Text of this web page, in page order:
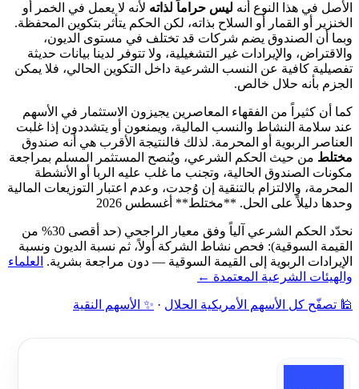
الأصل في هذا النوع أنه ليس حراماً لذاتهلأنه لا يعمل في الخمر أو
الخنزير أو القمار أو السلاح بذاته، لكن الحكم يتأثر بتكوين المحفظة.
وبما أن الصندوق يضم شركات قد تختلف في مستوى الديون،
والاقتراض، والإيرادات غير التشغيلية، ولا تتوفر لدينا بيانات حديثة
تفصيلية كافية عن النسب الشرعية داخل التكوين الحالي، فلا يمكن
الجزم بأنه حلال خالص.
كما أن كثيراً من الفقهاء المعاصرين يجيزون الاستثمار في الأسهم
عند سلامة النشاط والنسب المالية، ويمنعون أو يتشددون إذا غلبت
العناصر الربوية أو المحرمة. لذلك فالنتيجة الأقرب هي أنه صندوق
مختلطمن حيث الحكم الشرعي، ويُنصح المستثمر المسلم بمراجعة
مكونات الصندوق الحالية، وتجنب ما غلب عليه الربا أو الأنشطة
المحرمة، والالتزام بالتنقية إن وُجدت، وعدم اعتبار التوزيعات المالية
وحدها دليلاً على الحل. **مختلط** أغسطس 2026
نحدّد الحكم الشرعي آلياً وفق معيار الراجحي (حد أقصى 30% من
القيمة السوقية): فحص نشاط الشركة أولاً، ثم نسبة الديون ونسبة
الإيرادات الربوية إلى القيمة السوقية — دون مراجعة بشرية. العلماء
والهيئات الشرعية المعتمدة ←
🕌 تصفّح كل الأسهم الأمريكية الحلال · ✨ الأسهم النقية